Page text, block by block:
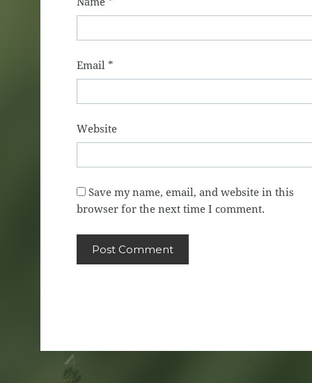
Email *
Website
Save my name, email, and website in this
browser for the next time I comment.